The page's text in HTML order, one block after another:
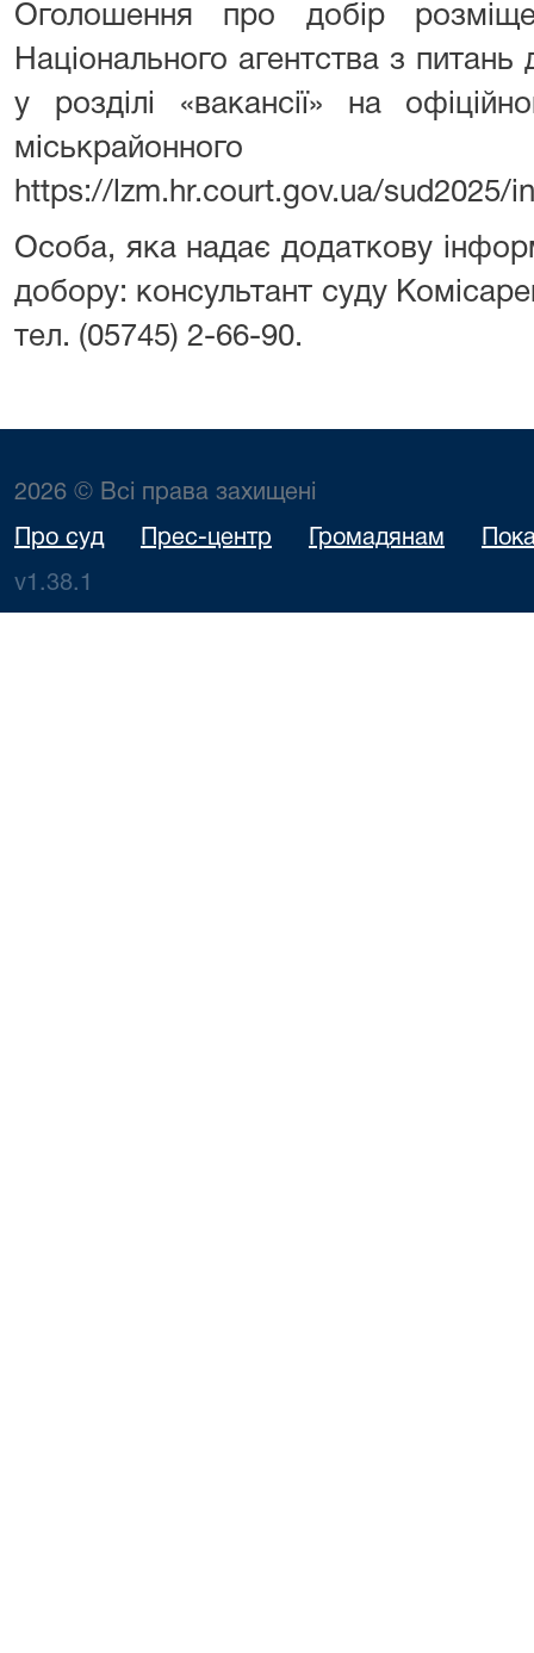
Оголошення про добір
Національного агентства з
у розділі «вакансії» на
https://lzm.hr.court.gov.ua/sud2025/
Особа, яка надає додаткову
добору: консультант суду
тел. (05745) 2-66-90.
2026 © Всі права захищені
Про суд Прес-центр Громадянам
v1.38.1